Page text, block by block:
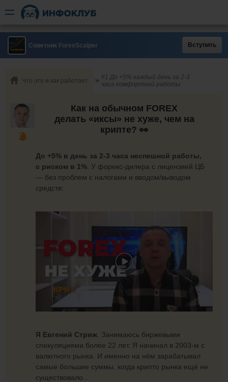
Советник ForexScalper Вступить
Что это и как работает
#1 До +5% каждый день за 2-3
часа комфортной работы
Как на обычном FOREX
делать «иксы» не хуже, чем на
крипте? 👀
До +5% в день за 2-3 часа неспешной работы,
с риском в 1% . У форекс-дилера с лицензией ЦБ
— без проблем с налогами и вводом/выводом
средств:
Я Евгений Стриж . Занимаюсь биржевыми
спекуляциями более 22 лет. Я начинал в 2003-м с
валютного рынка. И именно на нём зарабатывал
самые большие суммы, когда крипто рынка ещё не
существовало...